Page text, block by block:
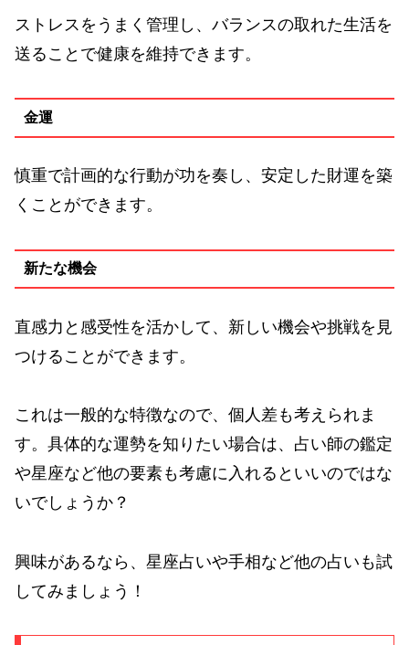
ストレスをうまく管理し、バランスの取れた生活を
送ることで健康を維持できます。
金運
慎重で計画的な行動が功を奏し、安定した財運を築
くことができます。
新たな機会
直感力と感受性を活かして、新しい機会や挑戦を見
つけることができます。
これは一般的な特徴なので、個人差も考えられま
す。具体的な運勢を知りたい場合は、占い師の鑑定
や星座など他の要素も考慮に入れるといいのではな
いでしょうか？
興味があるなら、星座占いや手相など他の占いも試
してみましょう！